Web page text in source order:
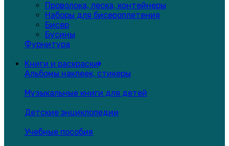
Проволока, леска, контейнеры
Наборы для бисероплетения
Бисер
Бусины
Фурнитура
Книги и раскраски
Альбомы наклеек, стикеры
Музыкальные книги для детей
Детские энциклопедии
Учебные пособия